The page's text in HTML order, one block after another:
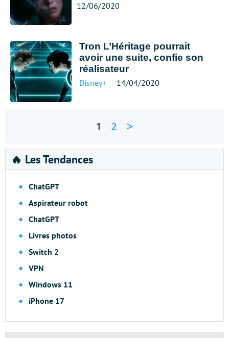
12/06/2020
Tron L’Héritage pourrait
avoir une suite, confie son
réalisateur
Disney+ 14/04/2020
1 2 >
🔥 Les Tendances
ChatGPT
Aspirateur robot
ChatGPT
Livres photos
Switch 2
VPN
Windows 11
iPhone 17